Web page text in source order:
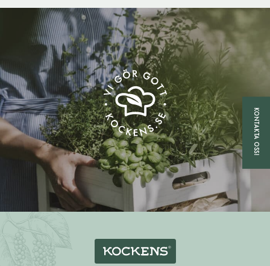
KONTAKTA OSS!